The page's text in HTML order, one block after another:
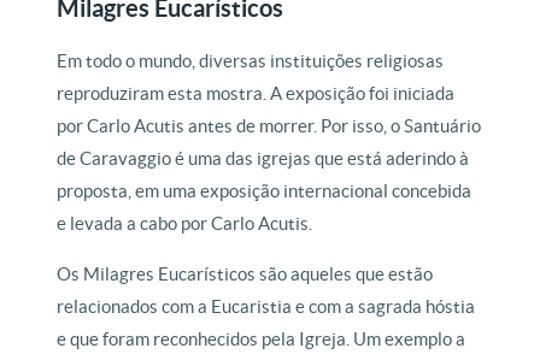
Milagres Eucarísticos
Em todo o mundo, diversas instituições religiosas
reproduziram esta mostra. A exposição foi iniciada
por Carlo Acutis antes de morrer. Por isso, o Santuário
de Caravaggio é uma das igrejas que está aderindo à
proposta, em uma exposição internacional concebida
e levada a cabo por Carlo Acutis.
Os Milagres Eucarísticos são aqueles que estão
relacionados com a Eucaristia e com a sagrada hóstia
e que foram reconhecidos pela Igreja. Um exemplo a